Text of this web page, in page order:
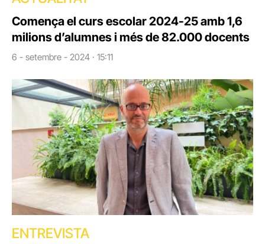
Comença el curs escolar 2024-25 amb 1,6
milions d’alumnes i més de 82.000 docents
6 - setembre - 2024 · 15:11
ENTREVISTA